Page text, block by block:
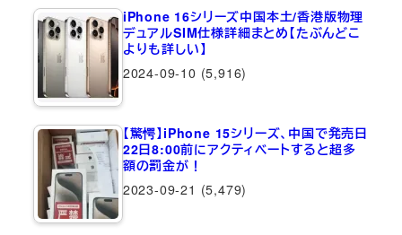
iPhone 16シリーズ中国本土/香港版物理
デュアルSIM仕様詳細まとめ【たぶんどこ
よりも詳しい】
2024-09-10 (5,916)
【驚愕】iPhone 15シリーズ、中国で発売日
22日8:00前にアクティベートすると超多
額の罰金が！
2023-09-21 (5,479)